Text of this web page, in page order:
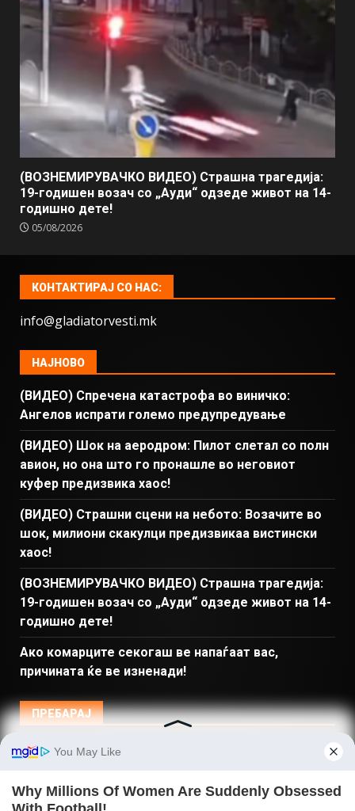
(ВОЗНЕМИРУВАЧКО ВИДЕО) Страшна трагедија:
19-годишен возач со „Ауди“ одзеде живот на 14-
годишно дете!
05/08/2026
КОНТАКТИРАЈ СО НАС:
info@gladiatorvesti.mk
НАЈНОВО
(ВИДЕО) Спречена катастрофа во виничко:
Ангелов испрати големо предупредување
(ВИДЕО) Шок на аеродром: Пилот слетал со полн
авион, но она што го пронашле во неговиот
куфер предизвика хаос!
(ВИДЕО) Страшни сцени на небото: Возачите во
шок, милиони скакулци предизвикаа вистински
хаос!
(ВОЗНЕМИРУВАЧКО ВИДЕО) Страшна трагедија:
19-годишен возач со „Ауди“ одзеде живот на 14-
годишно дете!
Ако комарците секогаш ве напаѓаат вас,
причината ќе ве изненади!
ПРЕБАРАЈ
Македонија Магазин